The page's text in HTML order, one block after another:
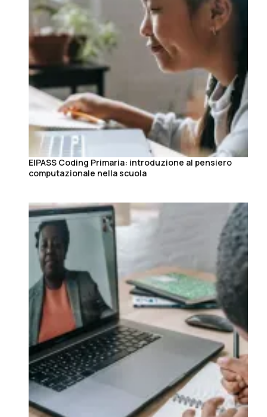
EIPASS Coding Primaria: introduzione al pensiero
computazionale nella scuola